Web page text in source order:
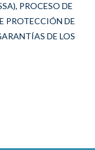
PROCESO DE
PROTECCIÓN DE
DE LOS